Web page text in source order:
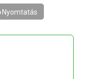
Nyomtatás